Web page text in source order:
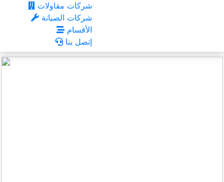
شركات مقاولات
شركات الصيانة
الأقسام
إتصل بنا